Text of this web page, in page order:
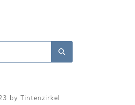
Search
by Tintenzirkel